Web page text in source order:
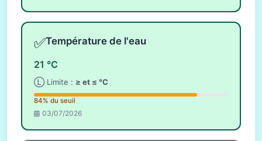
✅Température de l'eau
21 °C
Ⓛ Limite : ≥ et ≤ °C
84% du seuil
03/07/2026